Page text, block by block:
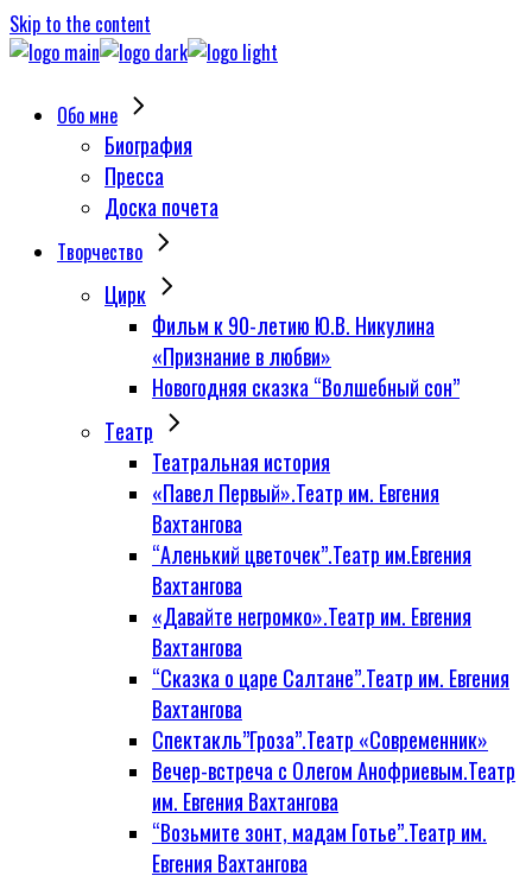
Skip to the content
Обо мне
Биография
Пресса
Доска почета
Творчество
Цирк
Фильм к 90-летию Ю.В. Никулина
«Признание в любви»
Новогодняя сказка “Волшебный сон”
Tеатр
Театральная история
«Павел Первый».Театр им. Евгения
Вахтангова
“Аленький цветочек”.Театр им.Евгения
Вахтангова
«Давайте негромко».Театр им. Евгения
Вахтангова
“Сказка о царе Салтане”.Театр им. Евгения
Вахтангова
Спектакль”Гроза”.Театр «Современник»
Вечер-встреча с Олегом Анофриевым.Театр
им. Евгения Вахтангова
“Возьмите зонт, мадам Готье”.Театр им.
Евгения Вахтангова